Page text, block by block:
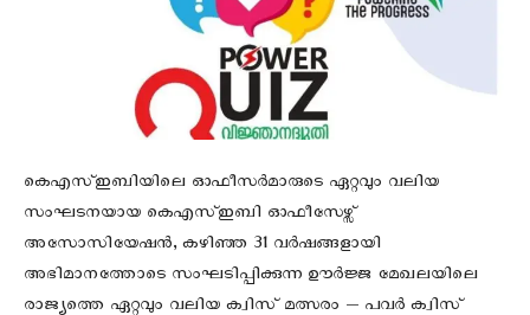
കെഎസ്ഇബിയിലെ ഓഫീസർമാരുടെ ഏറ്റവും വലിയ
സംഘടനയായ കെഎസ്ഇബി ഓഫീസേഴ്സ്
അസോസിയേഷൻ, കഴിഞ്ഞ 31 വർഷങ്ങളായി
അഭിമാനത്തോടെ സംഘടിപ്പിക്കുന്ന ഊർജ്ജ മേഖലയിലെ
രാജ്യത്തെ ഏറ്റവും വലിയ ക്വിസ്‌ മത്സരം — പവർ ക്വിസ്‌